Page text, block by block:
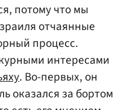
потому что мы
отчаянные
процесс.
интересами
. Во-первых, он
оказался за бортом